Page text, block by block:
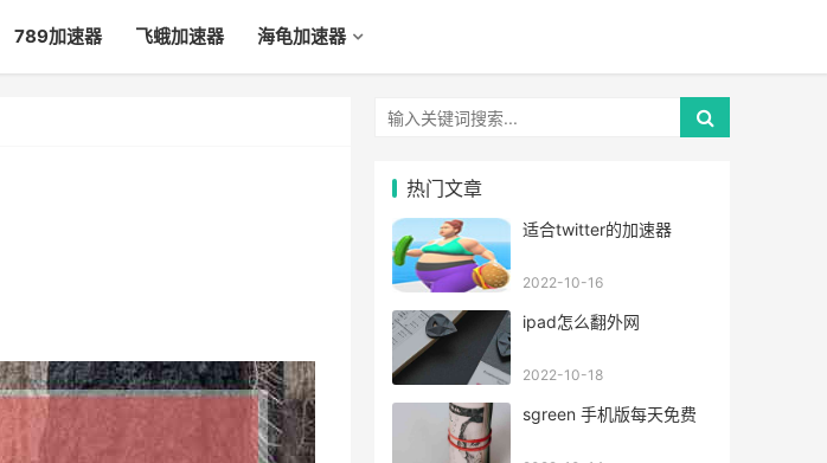
789加速器 飞蛾加速器 海龟加速器
热门文章
适合twitter的加速器
2022-10-16
ipad怎么翻外网
2022-10-18
sgreen 手机版每天免费